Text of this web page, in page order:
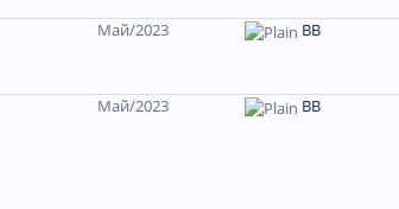
Май/2023 ВВ
Май/2023 ВВ